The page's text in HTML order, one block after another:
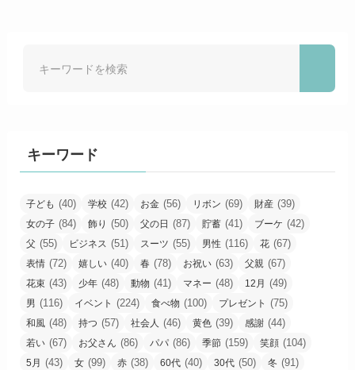
キーワード
子ども (40) 学校 (42) お金 (56) リボン (69) 財産 (39)
女の子 (84) 飾り (50) 父の日 (87) 貯蓄 (41) ブーケ (42)
父 (55) ビジネス (51) スーツ (55) 男性 (116) 花 (67)
表情 (72) 嬉しい (40) 春 (78) お祝い (63) 父親 (67)
花束 (43) 少年 (48) 動物 (41) マネー (48) 12月 (49)
男 (116) イベント (224) 食べ物 (100) プレゼント (75)
和風 (48) 持つ (57) 社会人 (46) 黄色 (39) 感謝 (44)
若い (67) お父さん (86) パパ (86) 季節 (159) 笑顔 (104)
5月 (43) 女 (99) 赤 (38) 60代 (40) 30代 (50) 冬 (91)